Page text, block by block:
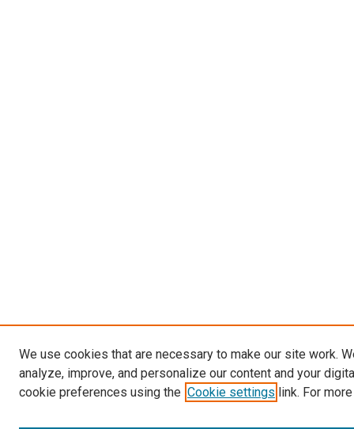
We use cookies that are necessary to make our site work.
analyze, improve, and personalize our content and your
cookie preferences using the Cookie settings link. For